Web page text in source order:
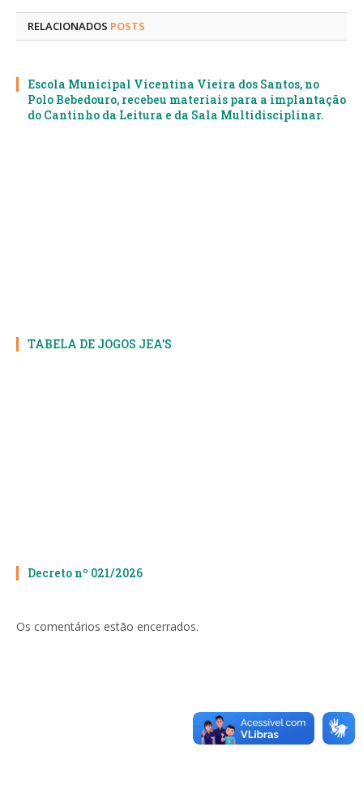
RELACIONADOS POSTS
Escola Municipal Vicentina Vieira dos Santos, no
Polo Bebedouro, recebeu materiais para a implantação
do Cantinho da Leitura e da Sala Multidisciplinar.
TABELA DE JOGOS JEA’S
Decreto nº 021/2026
Os comentários estão encerrados.